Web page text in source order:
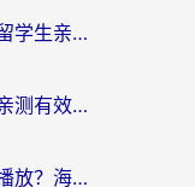
海外可以看搜狐视频吗知乎？留学生亲测有效的回国加速器选择指南
国外怎么用酷我音乐？海外党亲测有效的回国加速方案，附千千音乐中文歌收听指南
爱奇艺当前地区版权受限无法播放？海外党追剧看电影的终极解决方案来了